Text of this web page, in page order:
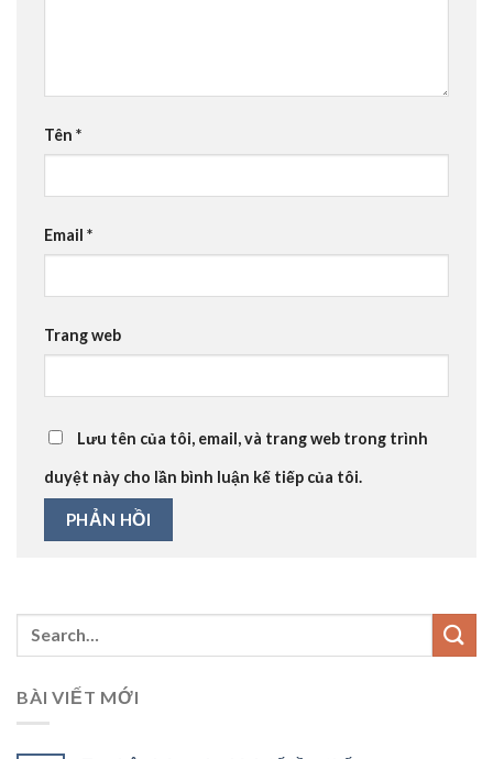
Tên *
Email *
Trang web
Lưu tên của tôi, email, và trang web trong trình
duyệt này cho lần bình luận kế tiếp của tôi.
BÀI VIẾT MỚI